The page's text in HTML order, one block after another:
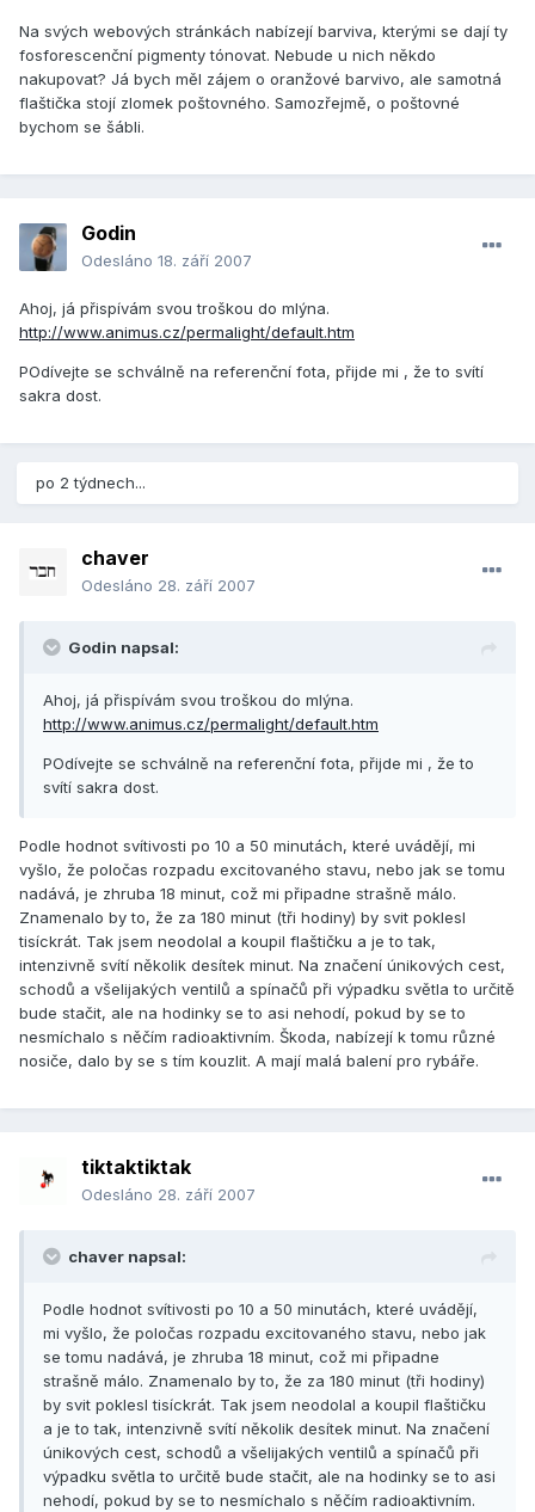
Na svých webových stránkách nabízejí barviva, kterými se dají ty
fosforescenční pigmenty tónovat. Nebude u nich někdo
nakupovat? Já bych měl zájem o oranžové barvivo, ale samotná
flaštička stojí zlomek poštovného. Samozřejmě, o poštovné
bychom se šábli.
Godin
Odesláno 18. září 2007
Ahoj, já přispívám svou troškou do mlýna.
http://www.animus.cz/permalight/default.htm
POdívejte se schválně na referenční fota, přijde mi , že to svítí
sakra dost.
po 2 týdnech...
chaver
Odesláno 28. září 2007
Godin napsal:
Ahoj, já přispívám svou troškou do mlýna.
http://www.animus.cz/permalight/default.htm
POdívejte se schválně na referenční fota, přijde mi , že to
svítí sakra dost.
Podle hodnot svítivosti po 10 a 50 minutách, které uvádějí, mi
vyšlo, že poločas rozpadu excitovaného stavu, nebo jak se tomu
nadává, je zhruba 18 minut, což mi připadne strašně málo.
Znamenalo by to, že za 180 minut (tři hodiny) by svit poklesl
tisíckrát. Tak jsem neodolal a koupil flaštičku a je to tak,
intenzivně svítí několik desítek minut. Na značení únikových cest,
schodů a všelijakých ventilů a spínačů při výpadku světla to určitě
bude stačit, ale na hodinky se to asi nehodí, pokud by se to
nesmíchalo s něčím radioaktivním. Škoda, nabízejí k tomu různé
nosiče, dalo by se s tím kouzlit. A mají malá balení pro rybáře.
tiktaktiktak
Odesláno 28. září 2007
chaver napsal:
Podle hodnot svítivosti po 10 a 50 minutách, které uvádějí,
mi vyšlo, že poločas rozpadu excitovaného stavu, nebo jak
se tomu nadává, je zhruba 18 minut, což mi připadne
strašně málo. Znamenalo by to, že za 180 minut (tři hodiny)
by svit poklesl tisíckrát. Tak jsem neodolal a koupil flaštičku
a je to tak, intenzivně svítí několik desítek minut. Na značení
únikových cest, schodů a všelijakých ventilů a spínačů při
výpadku světla to určitě bude stačit, ale na hodinky se to asi
nehodí, pokud by se to nesmíchalo s něčím radioaktivním.